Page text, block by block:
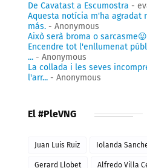
De Cavatast a Escumostra -
Aquesta notícia m'ha agradat
más. - Anonymous
Això serà broma o sarcasme😛
Encendre tot l'enllumenat
... - Anonymous
La collada i les seves
l'arr... - Anonymous
El #PleVNG
Juan Luis Ruiz Iolanda
Gerard Llobet Alfredo Villa